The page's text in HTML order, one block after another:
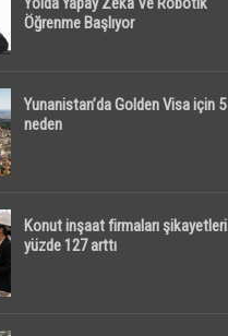
Öğrenme Başlıyor
Yunanistan’da Golden Visa için 5
neden
Konut inşaat firmaları şikayetleri
yüzde 127 arttı